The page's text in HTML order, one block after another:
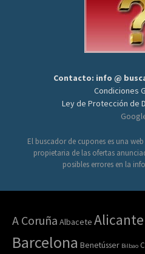
Contacto: info @
Condiciones
Ley de Protección de
El buscador de cupones es una
propietaria de las ofertas
posibles errores en la
A Coruña Albacete Alicante
Barcelona Benetússer Bilbao